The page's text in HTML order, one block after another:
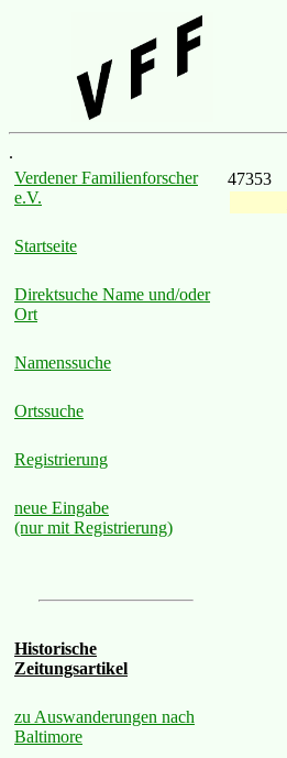
.
Verdener Familienforscher
e.V.
Startseite
Direktsuche Name und/oder
Ort
Namenssuche
Ortssuche
Registrierung
neue Eingabe
(nur mit Registrierung)
Historische
Zeitungsartikel
zu Auswanderungen nach
Baltimore
47353